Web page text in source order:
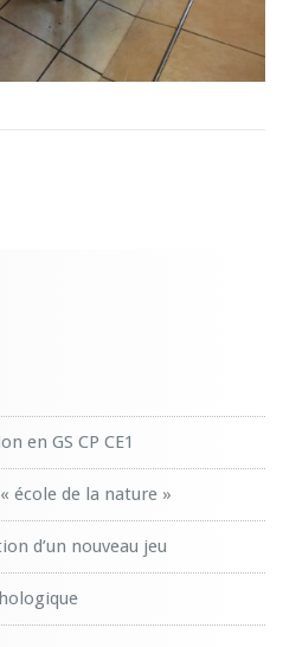
1
4
en GS CP CE1
école de la nature »
d’un nouveau jeu